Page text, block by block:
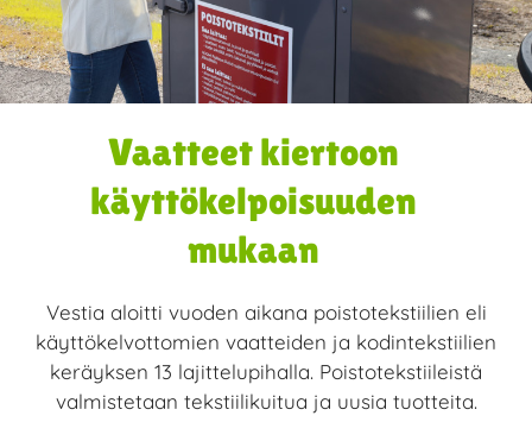
Vaatteet kiertoon
käyttökelpoisuuden
mukaan
Vestia aloitti vuoden aikana poistotekstiilien eli
käyttökelvottomien vaatteiden ja kodintekstiilien
keräyksen 13 lajittelupihalla. Poistotekstiileistä
valmistetaan tekstiilikuitua ja uusia tuotteita.